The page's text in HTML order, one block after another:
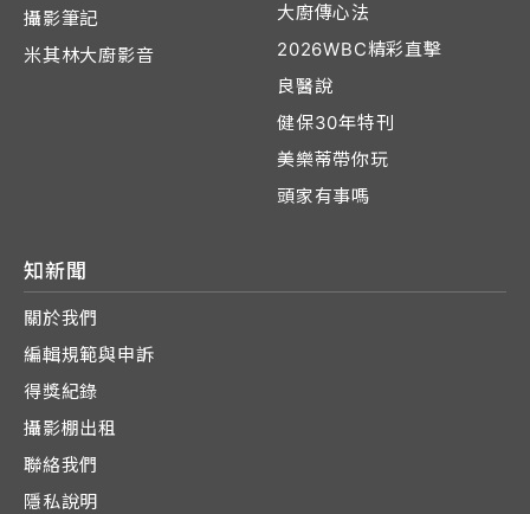
攝影筆記
米其林大廚影音
大廚傳心法
2026WBC精彩直擊
良醫說
健保30年特刊
美樂蒂帶你玩
頭家有事嗎
知新聞
關於我們
編輯規範與申訴
得獎紀錄
攝影棚出租
聯絡我們
隱私說明